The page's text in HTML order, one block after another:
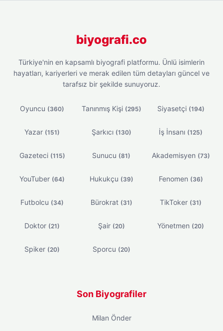
biyografi.co
Türkiye'nin en kapsamlı biyografi platformu. Ünlü isimlerin
hayatları, kariyerleri ve merak edilen tüm detayları güncel ve
tarafsız bir şekilde sunuyoruz.
Oyuncu (360) Tanınmış Kişi (295) Siyasetçi (194)
Yazar (151) Şarkıcı (130) İş İnsanı (125)
Gazeteci (115) Sunucu (81) Akademisyen (73)
YouTuber (64) Hukukçu (39) Fenomen (36)
Futbolcu (34) Bürokrat (31) TikToker (31)
Doktor (21) Şair (20) Yönetmen (20)
Spiker (20) Sporcu (20)
Son Biyografiler
Milan Önder